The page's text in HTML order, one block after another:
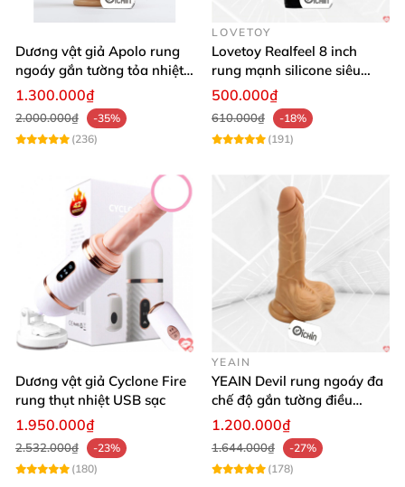
Dương vật giả Apolo rung
ngoáy gắn tường tỏa nhiệt
đa chế độ
1.300.000₫
2.000.000₫
-35%
(236)
LOVETOY
Lovetoy Realfeel 8 inch
rung mạnh silicone siêu
mềm
500.000₫
610.000₫
-18%
(191)
Dương vật giả Cyclone Fire
rung thụt nhiệt USB sạc
1.950.000₫
2.532.000₫
-23%
(180)
YEAIN
YEAIN Devil rung ngoáy đa
chế độ gắn tường điều
khiển từ xa tiện lợi
1.200.000₫
1.644.000₫
-27%
(178)